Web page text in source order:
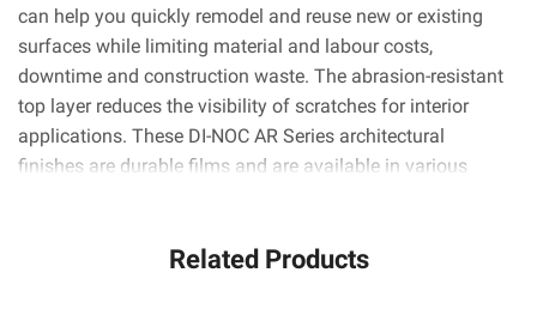
can help you quickly remodel and reuse new or existing
surfaces while limiting material and labour costs,
downtime and construction waste. The abrasion-resistant
top layer reduces the visibility of scratches for interior
applications. These DI-NOC AR Series architectural
finishes are durable films and are available in various
curved (3D) surfaces. 3M™ Comply™ Adhesive technology
Related Products